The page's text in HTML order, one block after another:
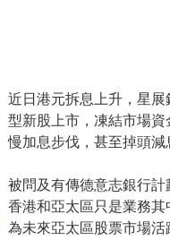
近日港元拆息上升，星
型新股上市，凍結市場
慢加息步伐，甚至掉頭減
被問及有傳德意志銀行
香港和亞太區只是業務
為未來亞太區股票市場活